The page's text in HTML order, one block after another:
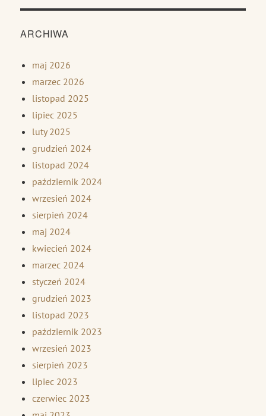
ARCHIWA
maj 2026
marzec 2026
listopad 2025
lipiec 2025
luty 2025
grudzień 2024
listopad 2024
październik 2024
wrzesień 2024
sierpień 2024
maj 2024
kwiecień 2024
marzec 2024
styczeń 2024
grudzień 2023
listopad 2023
październik 2023
wrzesień 2023
sierpień 2023
lipiec 2023
czerwiec 2023